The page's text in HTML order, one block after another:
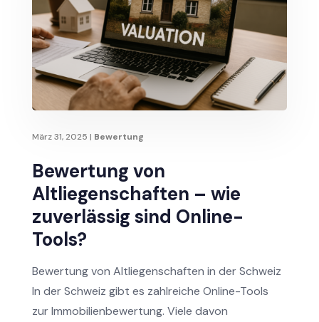
Bewertung von
Altliegenschaften – wie
zuverlässig sind Online-
Tools?
März 31, 2025 | Bewertung
Bewertung von Altliegenschaften in der Schweiz
In der Schweiz gibt es zahlreiche Online-Tools
zur Immobilienbewertung. Viele davon